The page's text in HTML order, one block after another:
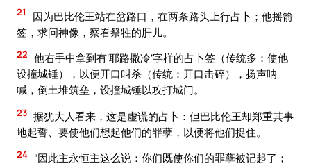
21
因为巴比伦王站在岔路口，在两条路头上行占卜；他摇箭
签，求问神像，察看祭牲的肝儿。
22 他右手中拿到有‘耶路撒冷’字样的占卜签（传统多：使他
设撞城锤），以便开口叫杀（传统：开口击碎），扬声呐
喊，倒土堆筑垒，设撞城锤以攻打城门。
23 据犹大人看来，这是虚谎的占卜：但巴比伦王却郑重其事
地起誓、要使他们想起他们的罪孽，以便将他们捉住。
24 “因此主永恒主这么说：你们既使你们的罪孽被记起了；